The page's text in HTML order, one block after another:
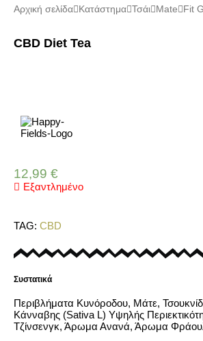
Αρχική σελίδα Κατάστημα Τσάι Mate Fit
CBD Diet Tea
12,99 €
Εξαντλημένο
TAG: CBD
Συστατικά
Περιβλήματα Κυνόροδου, Μάτε,
Κάνναβης (Sativa L) Υψηλής
Τζίνσενγκ, Άρωμα Ανανά, Άρωμα